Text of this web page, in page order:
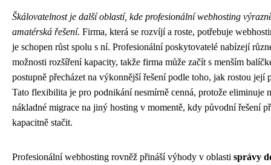
Škálovatelnost je další oblastí, kde profesionální webhosting
amatérská řešení. Firma, která se rozvíjí a roste, potřebuje
je schopen růst spolu s ní. Profesionální poskytovatelé nabízejí
možnosti rozšíření kapacity, takže firma může začít s menším
postupně přecházet na výkonnější řešení podle toho, jak rostou její
Tato flexibilita je pro podnikání nesmírně cenná, protože eliminuje
nákladné migrace na jiný hosting v momentě, kdy původní řešení
kapacitně stačit.
Profesionální webhosting rovněž přináší výhody v oblasti správy